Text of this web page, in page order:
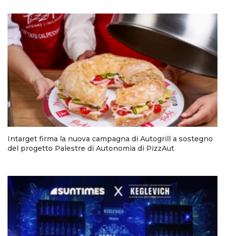
Intarget firma la nuova campagna di Autogrill a sostegno
del progetto Palestre di Autonomia di PizzAut